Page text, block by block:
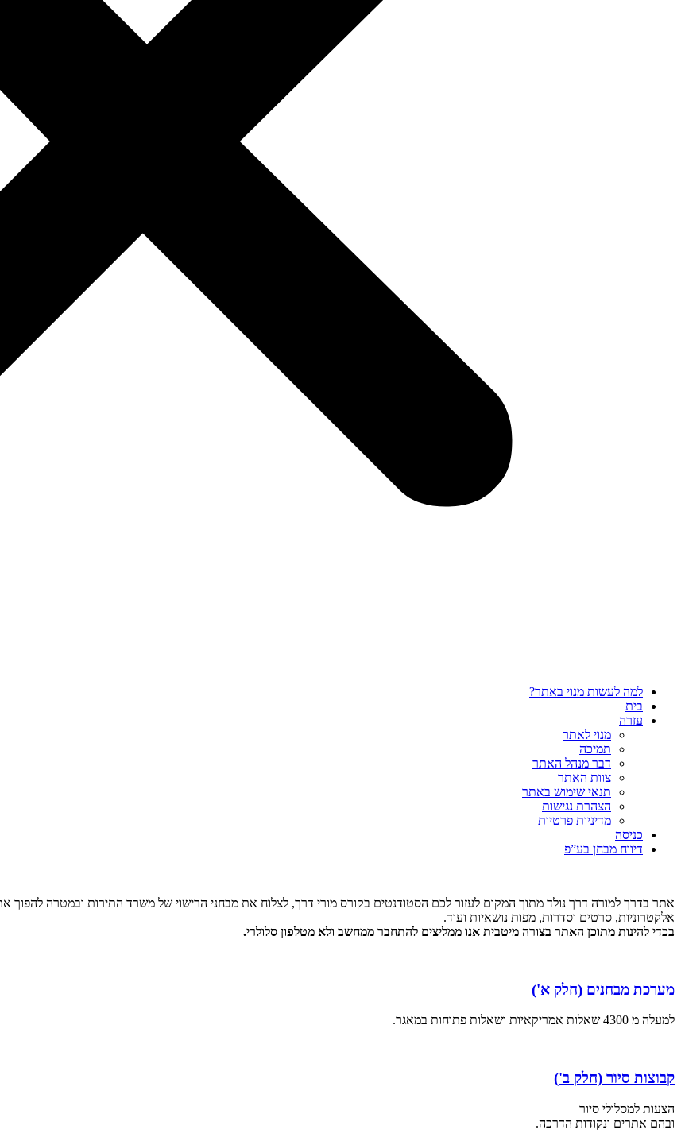
למה לעשות מנוי באתר?
בית
עזרה
מנוי לאתר
תמיכה
דבר מנהל האתר
צוות האתר
תנאי שימוש באתר
הצהרת נגישות
מדיניות פרטיות
כניסה
דיווח מבחן בע”פ
אתר בדרך למורה דרך נולד מתוך המקום לעזור לכם הסטודנטים בקורס מורי דרך, לצלוח את מבחני הרישוי של משרד התירות ובמטרה להפוך
אלקטרוניות, סרטים וסדרות, מפות נושאיות ועוד.
בכדי להינות מתוכן האתר בצורה מיטבית אנו ממליצים להתחבר ממחשב ולא מטלפון סלולרי.
מערכת מבחנים (חלק א')
למעלה מ 4300 שאלות אמריקאיות ושאלות פתוחות במאגר.
קבוצות סיור (חלק ב')
הצעות למסלולי סיור
ובהם אתרים ונקודות הדרכה.